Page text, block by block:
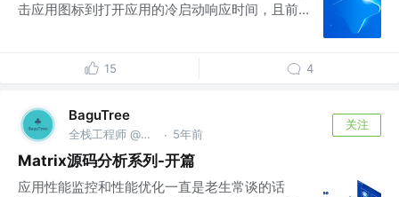
击应用图标到打开应用的冷启动响应时间，且前...
15 4
BaguTree
全栈工程师 @京东、滴滴、美团、Apple、Oprea · 5年前
关注
Matrix源码分析系列-开篇
应用性能监控和性能优化一直是老生常谈的话